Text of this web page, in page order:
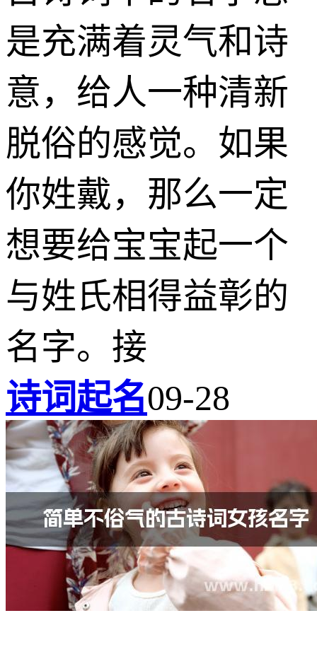
是充满着灵气和诗
意，给人一种清新
脱俗的感觉。如果
你姓戴，那么一定
想要给宝宝起一个
与姓氏相得益彰的
名字。接
诗词起名09-28